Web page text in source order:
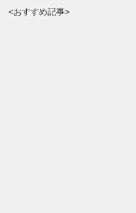
<おすすめ記事>